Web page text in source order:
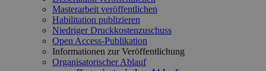
Masterarbeit veröffentlichen
Habilitation publizieren
Niedriger Druckkostenzuschuss
Open Access-Publikation
Informationen zur Veröffentlichung
Organisatorischer Ablauf